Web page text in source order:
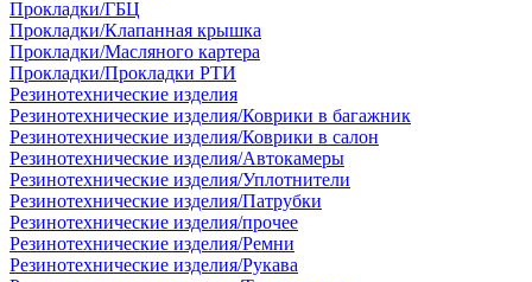
Прокладки/ГБЦ
Прокладки/Клапанная крышка
Прокладки/Масляного картера
Прокладки/Прокладки РТИ
Резинотехнические изделия
Резинотехнические изделия/Коврики в багажник
Резинотехнические изделия/Коврики в салон
Резинотехнические изделия/Автокамеры
Резинотехнические изделия/Уплотнители
Резинотехнические изделия/Патрубки
Резинотехнические изделия/прочее
Резинотехнические изделия/Ремни
Резинотехнические изделия/Рукава